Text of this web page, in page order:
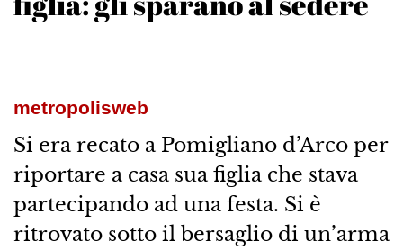
metropolisweb
Si era recato a Pomigliano d’Arco per
riportare a casa sua figlia che stava
partecipando ad una festa. Si è
ritrovato sotto il bersaglio di un’arma